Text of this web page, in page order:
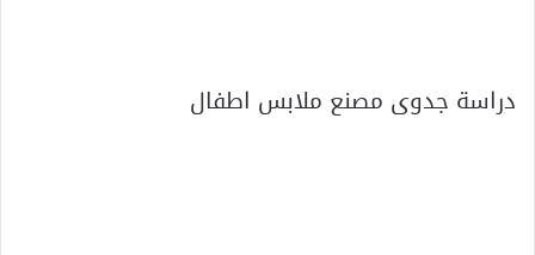
دراسة جدوى مصنع ملابس اطفال